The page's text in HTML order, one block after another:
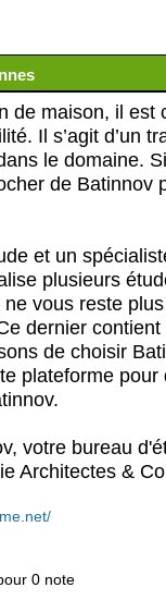
de maison, il est
Il s’agit d’un
le domaine.
de Batinnov
et un
plusieurs
vous reste plus
dernier contient
de choisir
plateforme
votre bureau
Architectes &
0 note